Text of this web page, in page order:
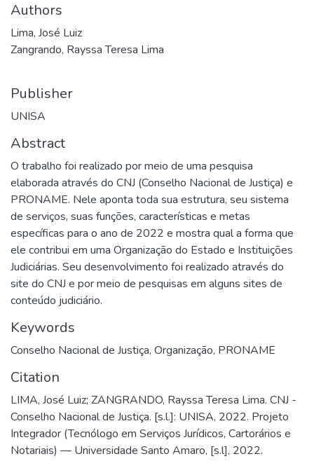
Authors
Lima, José Luiz
Zangrando, Rayssa Teresa Lima
Publisher
UNISA
Abstract
O trabalho foi realizado por meio de uma pesquisa
elaborada através do CNJ (Conselho Nacional de Justiça) e
PRONAME. Nele aponta toda sua estrutura, seu sistema
de serviços, suas funções, características e metas
específicas para o ano de 2022 e mostra qual a forma que
ele contribui em uma Organização do Estado e Instituições
Judiciárias. Seu desenvolvimento foi realizado através do
site do CNJ e por meio de pesquisas em alguns sites de
conteúdo judiciário.
Keywords
Conselho Nacional de Justiça, Organização, PRONAME
Citation
LIMA, José Luiz; ZANGRANDO, Rayssa Teresa Lima. CNJ -
Conselho Nacional de Justiça. [s.l.]: UNISA, 2022. Projeto
Integrador (Tecnólogo em Serviços Jurídicos, Cartorários e
Notariais) — Universidade Santo Amaro, [s.l], 2022.